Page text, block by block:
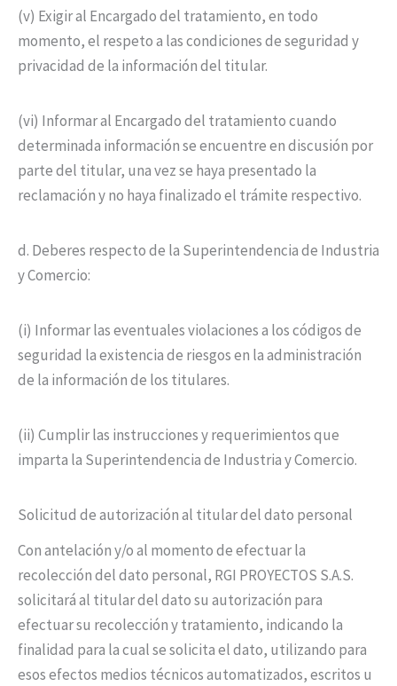
(v) Exigir al Encargado del tratamiento, en todo
momento, el respeto a las condiciones de seguridad y
privacidad de la información del titular.
(vi) Informar al Encargado del tratamiento cuando
determinada información se encuentre en discusión por
parte del titular, una vez se haya presentado la
reclamación y no haya finalizado el trámite respectivo.
d. Deberes respecto de la Superintendencia de Industria
y Comercio:
(i) Informar las eventuales violaciones a los códigos de
seguridad la existencia de riesgos en la administración
de la información de los titulares.
(ii) Cumplir las instrucciones y requerimientos que
imparta la Superintendencia de Industria y Comercio.
Solicitud de autorización al titular del dato personal
Con antelación y/o al momento de efectuar la
recolección del dato personal, RGI PROYECTOS S.A.S.
solicitará al titular del dato su autorización para
efectuar su recolección y tratamiento, indicando la
finalidad para la cual se solicita el dato, utilizando para
esos efectos medios técnicos automatizados, escritos u